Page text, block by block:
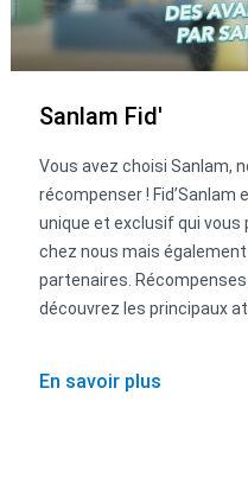
Sanlam Fid'
Vous avez choisi Sanlam,
récompenser !
unique et exclusif qui vous
chez nous mais
partenaires.
découvrez les principaux
En savoir plus